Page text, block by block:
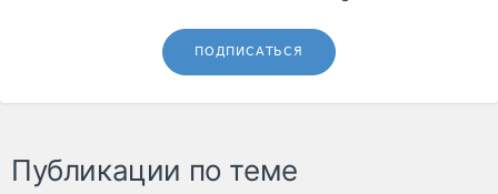
ПОДПИСАТЬСЯ
Публикации по теме